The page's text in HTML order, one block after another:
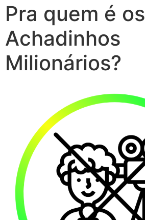
Pra quem é os
Achadinhos
Milionários?